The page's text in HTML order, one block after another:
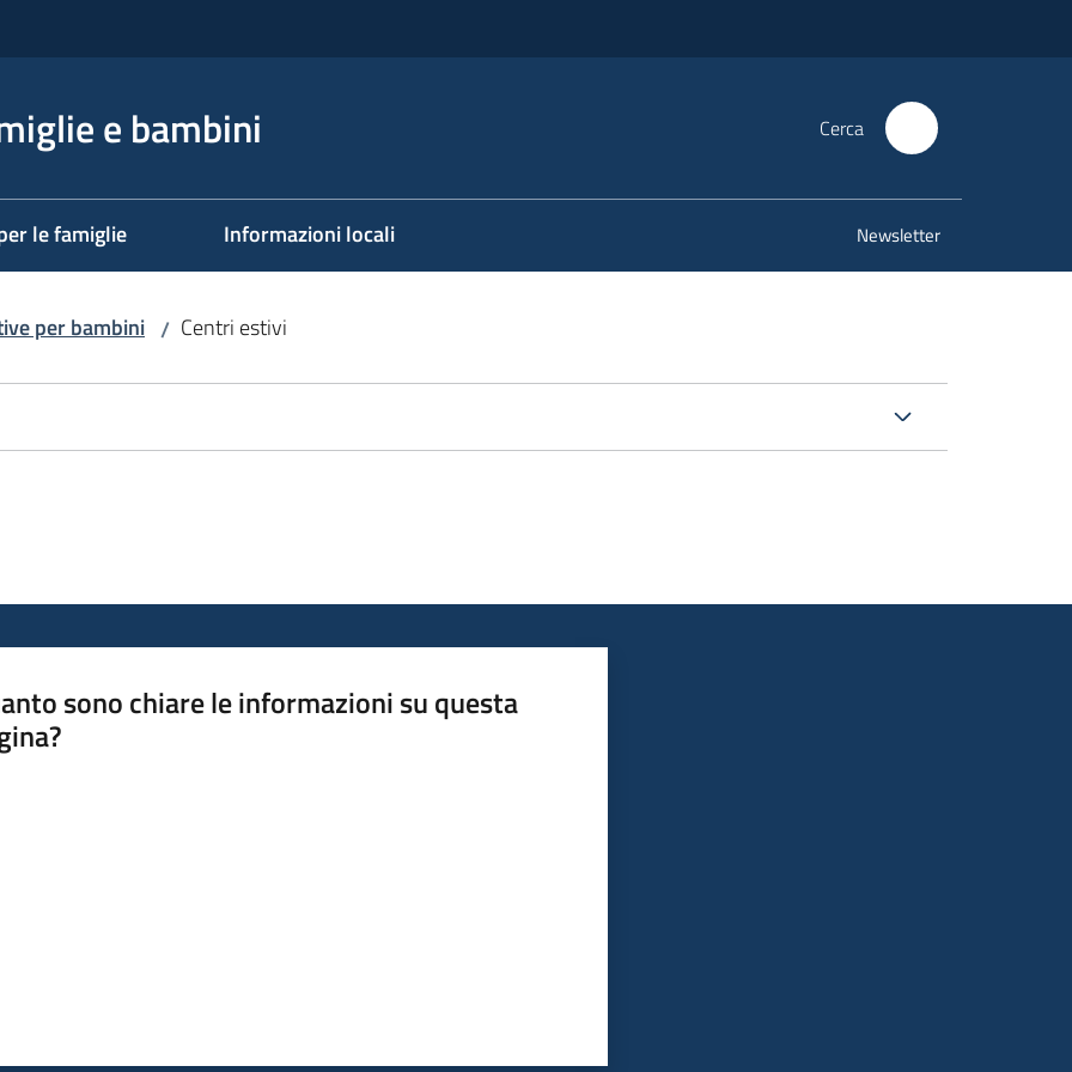
e bambini Cerca
le famiglie Informazioni locali Newsletter
per bambini / Centri estivi
sono chiare le informazioni su questa